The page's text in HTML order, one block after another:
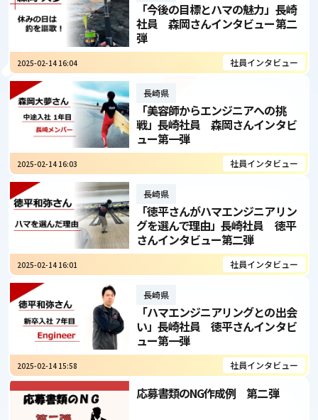
2025-02-14 16:04 社員インタビュー
「今後の目標とハマの魅力」長崎
社員 森岡さんインタビュー第二
弾
2025-02-14 16:03 社員インタビュー
「美容師からエンジニアへの挑
戦」長崎社員 森岡さんインタビ
ュー第一弾
長崎県
2025-02-14 16:01 社員インタビュー
「徳平さんがハマエンジニアリン
グを選んで理由」長崎社員 徳平
さんインタビュー第二弾
長崎県
2025-02-14 15:58 社員インタビュー
「ハマエンジニアリングとの出会
い」長崎社員 徳平さんインタビ
ュー第一弾
長崎県
応募書類のNG作成例 第二弾